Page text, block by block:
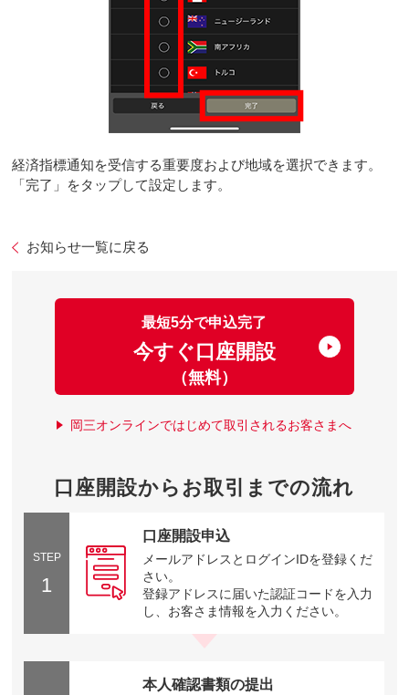
経済指標通知を受信する重要度および地域を選択できます。
「完了」をタップして設定します。
お知らせ一覧に戻る
最短5分で申込完了
今すぐ口座開設
（無料）
岡三オンラインではじめて取引されるお客さまへ
口座開設からお取引までの流れ
STEP
1
口座開設申込
メールアドレスとログインIDを登録くだ
さい。
登録アドレスに届いた認証コードを入力
し、お客さま情報を入力ください。
本人確認書類の提出